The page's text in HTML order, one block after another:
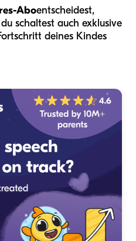
Aboentscheidest,
schaltest auch exklusive
deines Kindes